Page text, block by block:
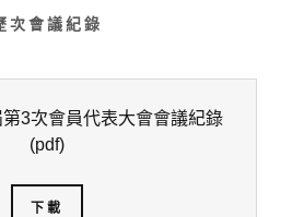
次會議紀錄
3次會員代表大會會議紀錄
(pdf)
下載